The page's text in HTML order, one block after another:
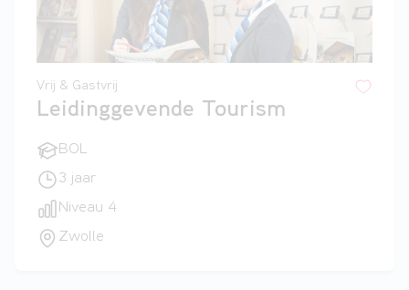
Vrij & Gastvrij
Leidinggevende Tourism
BOL
3 jaar
Niveau 4
Zwolle